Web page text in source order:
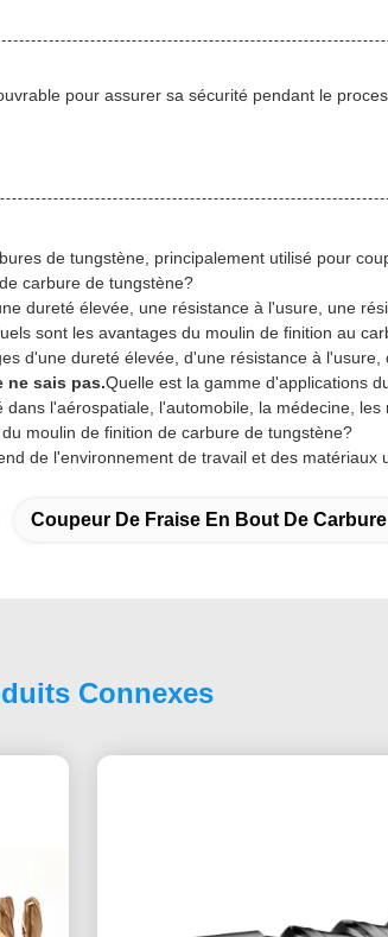
pour assurer sa sécurité pendant le
de tungstène, principalement utilisé pour
carbure de tungstène?
dureté élevée, une résistance à l'usure, une
sont les avantages du moulin de finition au
d'une dureté élevée, d'une résistance à
ne sais pas.Quelle est la gamme d'applications
l'aérospatiale, l'automobile, la médecine,
moulin de finition de carbure de tungstène?
de l'environnement de travail et des matériaux
Coupeur De Fraise En Bout De Carbure
Connexes